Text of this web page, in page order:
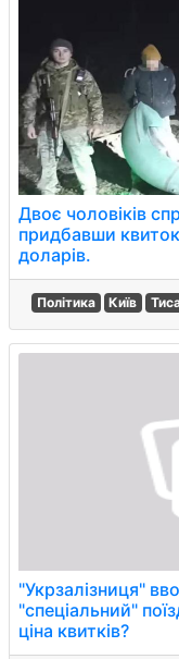
Двоє чоловіків
придбавши
доларів.
Політика Київ
"Укрзалізниця"
"спеціальний"
ціна квитків?